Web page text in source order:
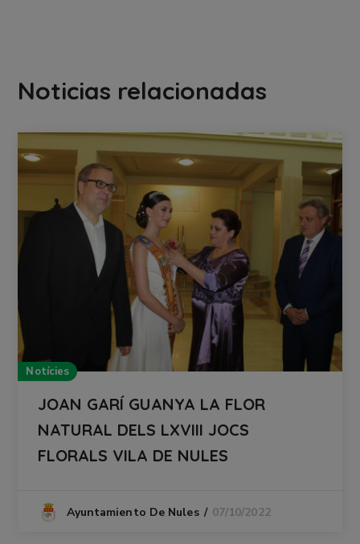
Noticias relacionadas
Notícies
JOAN GARÍ GUANYA LA FLOR
NATURAL DELS LXVIII JOCS
FLORALS VILA DE NULES
Ayuntamiento De Nules 07/10/2022